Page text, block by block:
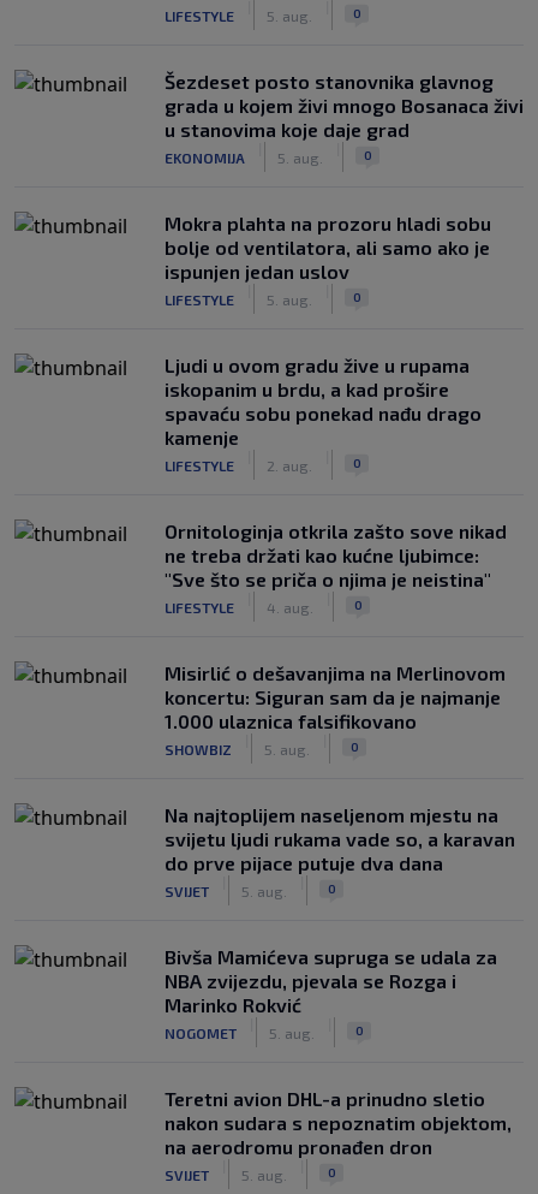
LIFESTYLE 5. aug. 0
Šezdeset posto stanovnika glavnog
grada u kojem živi mnogo Bosanaca živi
u stanovima koje daje grad
EKONOMIJA 5. aug. 0
Mokra plahta na prozoru hladi sobu
bolje od ventilatora, ali samo ako je
ispunjen jedan uslov
LIFESTYLE 5. aug. 0
Ljudi u ovom gradu žive u rupama
iskopanim u brdu, a kad prošire
spavaću sobu ponekad nađu drago
kamenje
LIFESTYLE 2. aug. 0
Ornitologinja otkrila zašto sove nikad
ne treba držati kao kućne ljubimce:
"Sve što se priča o njima je neistina"
LIFESTYLE 4. aug. 0
Misirlić o dešavanjima na Merlinovom
koncertu: Siguran sam da je najmanje
1.000 ulaznica falsifikovano
SHOWBIZ 5. aug. 0
Na najtoplijem naseljenom mjestu na
svijetu ljudi rukama vade so, a karavan
do prve pijace putuje dva dana
SVIJET 5. aug. 0
Bivša Mamićeva supruga se udala za
NBA zvijezdu, pjevala se Rozga i
Marinko Rokvić
NOGOMET 5. aug. 0
Teretni avion DHL-a prinudno sletio
nakon sudara s nepoznatim objektom,
na aerodromu pronađen dron
SVIJET 5. aug. 0